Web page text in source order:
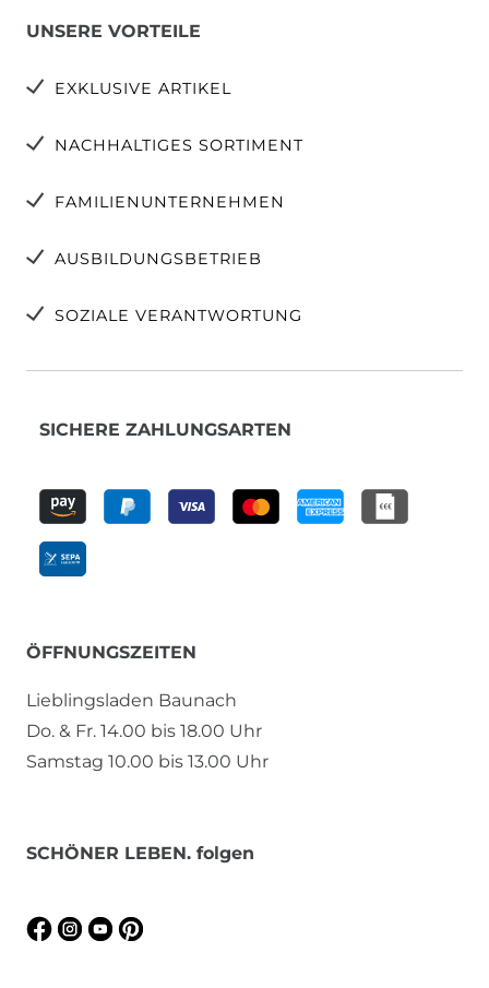
UNSERE VORTEILE
EXKLUSIVE ARTIKEL
NACHHALTIGES SORTIMENT
FAMILIENUNTERNEHMEN
AUSBILDUNGSBETRIEB
SOZIALE VERANTWORTUNG
SICHERE ZAHLUNGSARTEN
ÖFFNUNGSZEITEN
Lieblingsladen Baunach
Do. & Fr. 14.00 bis 18.00 Uhr
Samstag 10.00 bis 13.00 Uhr
SCHÖNER LEBEN. folgen